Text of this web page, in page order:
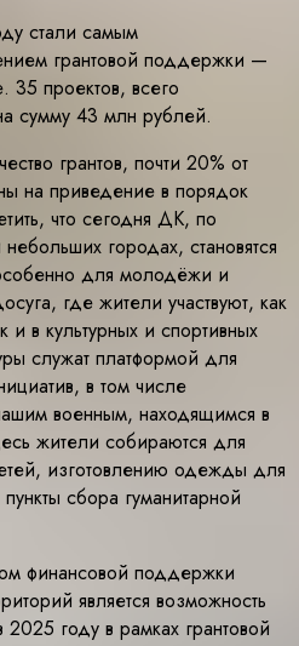
стали самым
грантовой поддержки —
проектов, всего
сумму 43 млн рублей.
грантов, почти 20% от
на приведение в порядок
что сегодня ДК, по
городах, становятся
для молодёжи и
где жители участвуют, как
и в культурных и спортивных
служат платформой для
в том числе
военным, находящимся в
жители собираются для
изготовлению одежды для
сбора гуманитарной
финансовой поддержки
является возможность
году в рамках грантовой